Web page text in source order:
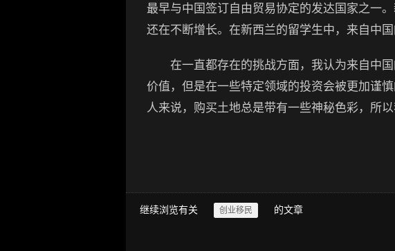
最早与中国签订自由贸易协定的发达国家之一
还在不断增长。在新西兰的留学生中，来自中
在一直都存在的挑战方面，我认为来自中国
价值，但是在一些特定领域的投资会被更加谨
人来说，购买土地总是带有一些神秘色彩，所
继续浏览有关 创业移民 的文章